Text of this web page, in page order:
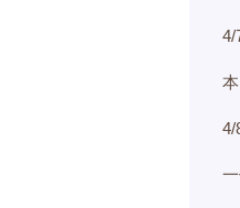
4/
4/